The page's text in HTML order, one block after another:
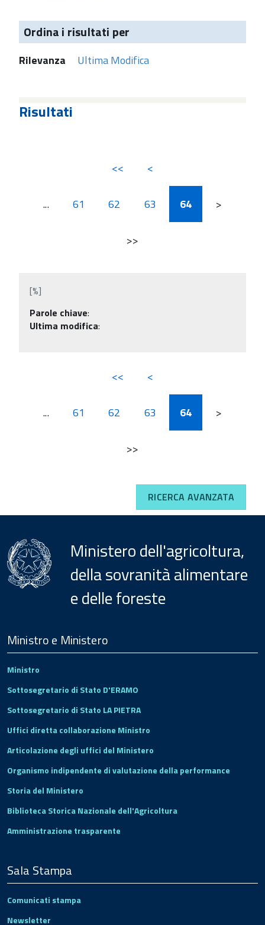
Ordina i risultati per
Rilevanza Ultima Modifica
Risultati
<< <
... 61 62 63 64 >
>>
[%]
Parole chiave:
Ultima modifica:
<< <
... 61 62 63 64 >
>>
RICERCA AVANZATA
Ministero dell'agricoltura,
della sovranità alimentare
e delle foreste
Footer
Ministro e Ministero
Ministro
Sottosegretario di Stato D'ERAMO
Sottosegretario di Stato LA PIETRA
Uffici diretta collaborazione Ministro
Articolazione degli uffici del Ministero
Organismo indipendente di valutazione della performance
Storia del Ministero
Biblioteca Storica Nazionale dell'Agricoltura
Amministrazione trasparente
Sala Stampa
Comunicati stampa
Newsletter